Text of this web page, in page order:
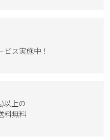
ビス実施中！
以上の
料無料